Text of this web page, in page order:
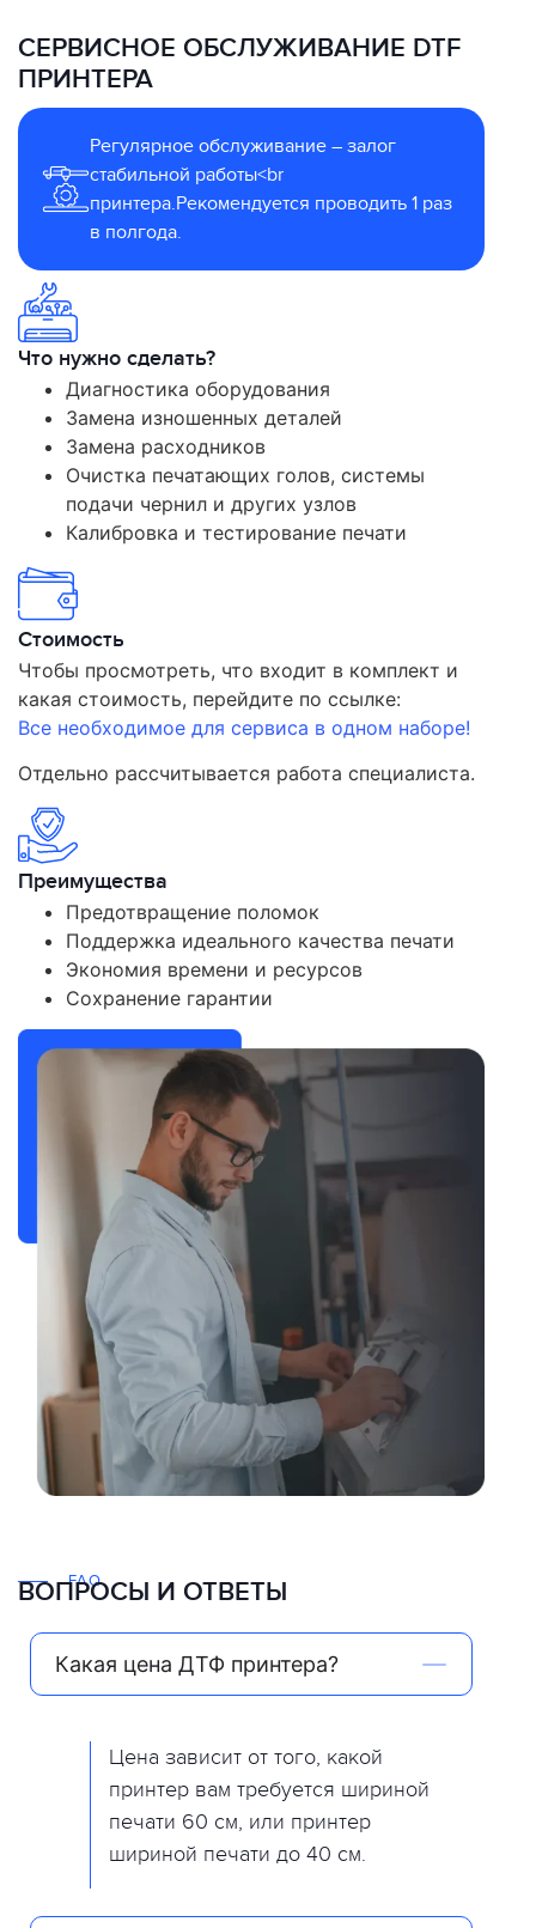
СЕРВИСНОЕ ОБСЛУЖИВАНИЕ DTF
ПРИНТЕРА
Регулярное обслуживание – залог
стабильной работы<br
принтера.Рекомендуется проводить 1 раз
в полгода.
Что нужно сделать?
Диагностика оборудования
Замена изношенных деталей
Замена расходников
Очистка печатающих голов, системы
подачи чернил и других узлов
Калибровка и тестирование печати
Стоимость
Чтобы просмотреть, что входит в комплект и
какая стоимость, перейдите по ссылке:
Все необходимое для сервиса в одном наборе!
Отдельно рассчитывается работа специалиста.
Преимущества
Предотвращение поломок
Поддержка идеального качества печати
Экономия времени и ресурсов
Сохранение гарантии
FAQ
ВОПРОСЫ И ОТВЕТЫ
Какая цена ДТФ принтера?
Цена зависит от того, какой
принтер вам требуется шириной
печати 60 см, или принтер
шириной печати до 40 см.